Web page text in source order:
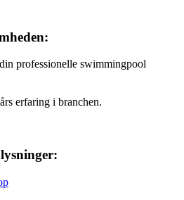
professionelle swimmingpool
erfaring i branchen.